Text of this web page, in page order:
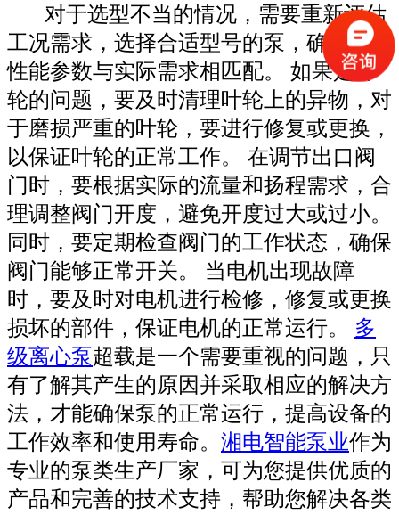
对于选型不当的情况，需要重新评估
工况需求，选择合适型号的泵，确保泵的
性能参数与实际需求相匹配。 如果是叶
轮的问题，要及时清理叶轮上的异物，对
于磨损严重的叶轮，要进行修复或更换，
以保证叶轮的正常工作。 在调节出口阀
门时，要根据实际的流量和扬程需求，合
理调整阀门开度，避免开度过大或过小。
同时，要定期检查阀门的工作状态，确保
阀门能够正常开关。 当电机出现故障
时，要及时对电机进行检修，修复或更换
损坏的部件，保证电机的正常运行。 多
级离心泵超载是一个需要重视的问题，只
有了解其产生的原因并采取相应的解决方
法，才能确保泵的正常运行，提高设备的
工作效率和使用寿命。 湘电智能泵业作为
专业的泵类生产厂家，可为您提供优质的
产品和完善的技术支持，帮助您解决各类